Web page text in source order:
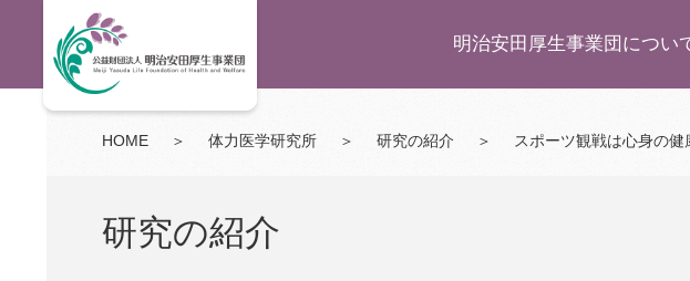
明治安田厚生事業団につい
HOME ＞ 体力医学研究所 ＞ 研究の紹介 ＞ スポーツ観戦は心身の健
研究の紹介